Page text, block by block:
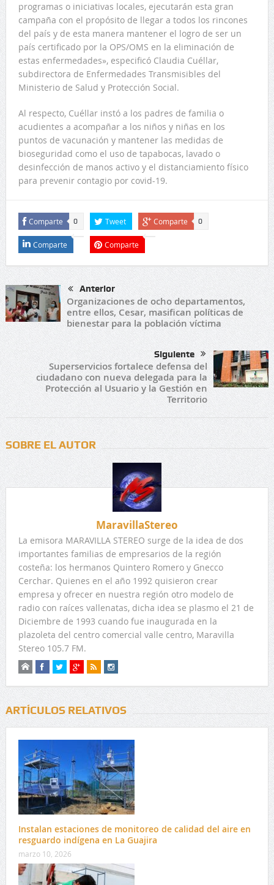
programas o iniciativas locales, ejecutarán esta gran
campaña con el propósito de llegar a todos los rincones
del país y de esta manera mantener el logro de ser un
país certificado por la OPS/OMS en la eliminación de
estas enfermedades», especificó Claudia Cuéllar,
subdirectora de Enfermedades Transmisibles del
Ministerio de Salud y Protección Social.
Al respecto, Cuéllar instó a los padres de familia o
acudientes a acompañar a los niños y niñas en los
puntos de vacunación y mantener las medidas de
bioseguridad como el uso de tapabocas, lavado o
desinfección de manos activo y el distanciamiento físico
para prevenir contagio por covid-19.
Comparte 0 Tweet Comparte 0
Comparte Comparte
Anterior
Organizaciones de ocho departamentos,
entre ellos, Cesar, masifican políticas de
bienestar para la población víctima
Siguiente
Superservicios fortalece defensa del
ciudadano con nueva delegada para la
Protección al Usuario y la Gestión en
Territorio
SOBRE EL AUTOR
MaravillaStereo
La emisora MARAVILLA STEREO surge de la idea de dos
importantes familias de empresarios de la región
costeña: los hermanos Quintero Romero y Gnecco
Cerchar. Quienes en el año 1992 quisieron crear
empresa y ofrecer en nuestra región otro modelo de
radio con raíces vallenatas, dicha idea se plasmo el 21 de
Diciembre de 1993 cuando fue inaugurada en la
plazoleta del centro comercial valle centro, Maravilla
Stereo 105.7 FM.
ARTÍCULOS RELATIVOS
Instalan estaciones de monitoreo de calidad del aire en
resguardo indígena en La Guajira
marzo 10, 2026